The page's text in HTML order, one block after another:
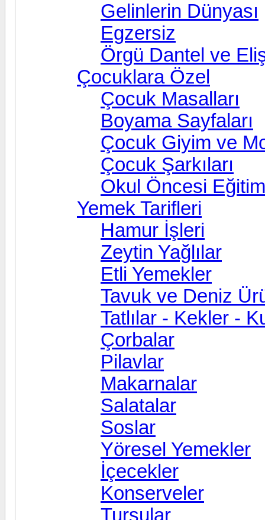
Gelinlerin Dünyası
Egzersiz
Örgü Dantel ve
Çocuklara Özel
Çocuk Masalları
Boyama Sayfaları
Çocuk Giyim ve
Çocuk Şarkıları
Okul Öncesi
Yemek Tarifleri
Hamur İşleri
Zeytin Yağlılar
Etli Yemekler
Tavuk ve Deniz
Tatlılar - Kekler -
Çorbalar
Pilavlar
Makarnalar
Salatalar
Soslar
Yöresel Yemekler
İçecekler
Konserveler
Turşular